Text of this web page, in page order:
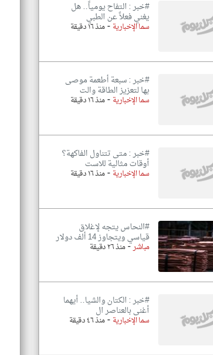
#خبر : التفاح يومياً.. هل
يغني فعلاً عن الطبي
سما الإخبارية-منذ ١٦ دقيقة
#خبر : سبعة أطعمة موصى
بها لتعزيز الطاقة والت
سما الإخبارية -منذ ١٦ دقيقة
#خبر : متى تتناول الفاكهة؟
أوقات مثالية للاست
سما الإخبارية -منذ ١٦ دقيقة
#النحاس يتجه لإغلاق
قياسي ويتجاوز 14 ألف دولار
مباشر-منذ ٢٦ دقيقة
#خبر : الكتان والشيا.. أيهما
أغنى بالعناصر ال
سما الإخبارية -منذ ٤٦ دقيقة